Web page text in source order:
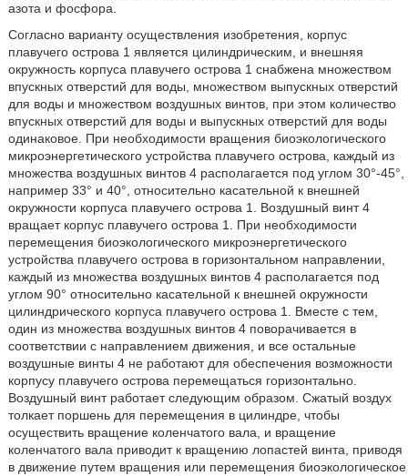
азота и фосфора.
Согласно варианту осуществления изобретения, корпус
плавучего острова 1 является цилиндрическим, и внешняя
окружность корпуса плавучего острова 1 снабжена множеством
впускных отверстий для воды, множеством выпускных отверстий
для воды и множеством воздушных винтов, при этом количество
впускных отверстий для воды и выпускных отверстий для воды
одинаковое. При необходимости вращения биоэкологического
микроэнергетического устройства плавучего острова, каждый из
множества воздушных винтов 4 располагается под углом 30°-45°,
например 33° и 40°, относительно касательной к внешней
окружности корпуса плавучего острова 1. Воздушный винт 4
вращает корпус плавучего острова 1. При необходимости
перемещения биоэкологического микроэнергетического
устройства плавучего острова в горизонтальном направлении,
каждый из множества воздушных винтов 4 располагается под
углом 90° относительно касательной к внешней окружности
цилиндрического корпуса плавучего острова 1. Вместе с тем,
один из множества воздушных винтов 4 поворачивается в
соответствии с направлением движения, и все остальные
воздушные винты 4 не работают для обеспечения возможности
корпусу плавучего острова перемещаться горизонтально.
Воздушный винт работает следующим образом. Сжатый воздух
толкает поршень для перемещения в цилиндре, чтобы
осуществить вращение коленчатого вала, и вращение
коленчатого вала приводит к вращению лопастей винта, приводя
в движение путем вращения или перемещения биоэкологическое